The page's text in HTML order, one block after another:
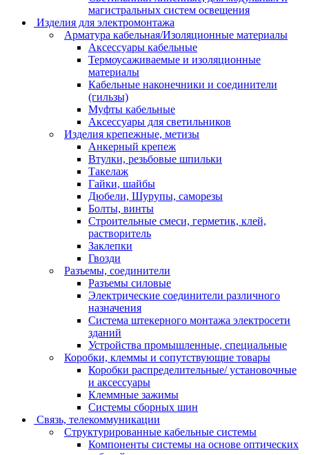
магистральных систем освещения
Изделия для электромонтажа
Арматура кабельная/Изоляционные материалы
Аксессуары кабельные
Термоусаживаемые и изоляционные
материалы
Кабельные наконечники и соединители
(гильзы)
Муфты кабельные
Аксессуары для светильников
Изделия крепежные, метизы
Анкерный крепеж
Втулки, резьбовые шпильки
Такелаж
Гайки, шайбы
Дюбели, Шурупы, саморезы
Болты, винты
Строительные смеси, герметик, клей,
растворитель
Заклепки
Гвозди
Разъемы, соединители
Разъемы силовые
Электрические соединители различного
назначения
Система штекерного монтажа электросети
зданий
Устройства промышленные, специальные
Коробки, клеммы и сопутствующие товары
Коробки распределительные/ установочные
и аксессуары
Клеммные зажимы
Системы сборных шин
Связь, телекоммуникации
Структурированные кабельные системы
Компоненты системы на основе оптических